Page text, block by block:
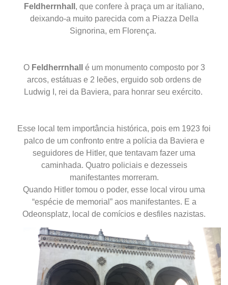
Feldherrnhall , que confere à praça um ar italiano,
deixando-a muito parecida com a Piazza Della
Signorina, em Florença.
OFeldherrnhall é um monumento composto por 3
arcos, estátuas e 2 leões, erguido sob ordens de
Ludwig I, rei da Baviera, para honrar seu exército.
Esse local tem importância histórica, pois em 1923 foi
palco de um confronto entre a polícia da Baviera e
seguidores de Hitler, que tentavam fazer uma
caminhada. Quatro policiais e dezesseis
manifestantes morreram.
Quando Hitler tomou o poder, esse local virou uma
“espécie de memorial” aos manifestantes. E a
Odeonsplatz, local de comícios e desfiles nazistas.